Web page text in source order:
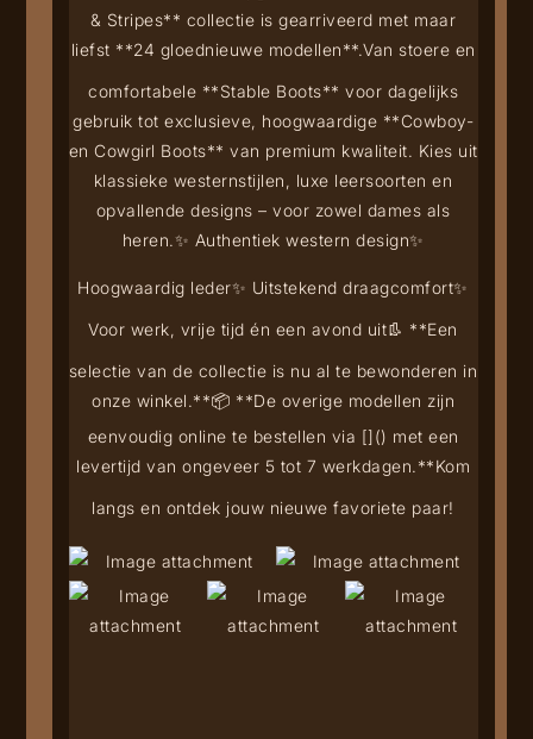
& Stripes** collectie is gearriveerd met maar
liefst **24 gloednieuwe modellen**.Van stoere en
comfortabele **Stable Boots** voor dagelijks
gebruik tot exclusieve, hoogwaardige **Cowboy-
en Cowgirl Boots** van premium kwaliteit. Kies uit
klassieke westernstijlen, luxe leersoorten en
opvallende designs – voor zowel dames als
heren.✨ Authentiek western design✨
Hoogwaardig leder✨ Uitstekend draagcomfort✨
Voor werk, vrije tijd én een avond uit👢 **Een
selectie van de collectie is nu al te bewonderen in
onze winkel.**📦 **De overige modellen zijn
eenvoudig online te bestellen via []() met een
levertijd van ongeveer 5 tot 7 werkdagen.**Kom
langs en ontdek jouw nieuwe favoriete paar!